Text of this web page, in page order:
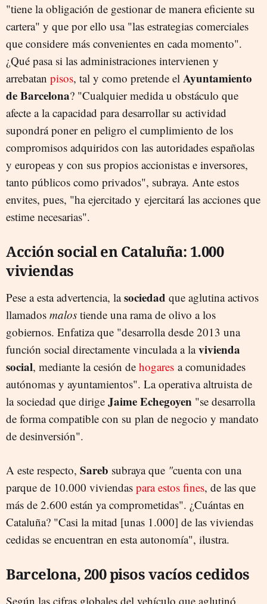
"tiene la obligación de gestionar de manera eficiente su
cartera" y que por ello usa "las estrategias comerciales
que considere más convenientes en cada momento".
¿Qué pasa si las administraciones intervienen y
arrebatan pisos, tal y como pretende el Ayuntamiento
de Barcelona? "Cualquier medida u obstáculo que
afecte a la capacidad para desarrollar su actividad
supondrá poner en peligro el cumplimiento de los
compromisos adquiridos con las autoridades españolas
y europeas y con sus propios accionistas e inversores,
tanto públicos como privados", subraya. Ante estos
envites, pues, "ha ejercitado y ejercitará las acciones que
estime necesarias".
Acción social en Cataluña: 1.000
viviendas
Pese a esta advertencia, lasociedad que aglutina activos
llamados malos tiende una rama de olivo a los
gobiernos. Enfatiza que "desarrolla desde 2013 una
función social directamente vinculada a lavivienda
social, mediante la cesión de hogares a comunidades
autónomas y ayuntamientos". La operativa altruista de
la sociedad que dirige Jaime Echegoyen "se desarrolla
de forma compatible con su plan de negocio y mandato
de desinversión".
A este respecto, Sareb subraya que "cuenta con una
parque de 10.000 viviendas para estos fines, de las que
más de 2.600 están ya comprometidas". ¿Cuántas en
Cataluña? "Casi la mitad [unas 1.000] de las viviendas
cedidas se encuentran en esta autonomía", ilustra.
Barcelona, 200 pisos vacíos cedidos
Según las cifras globales del vehículo que aglutinó